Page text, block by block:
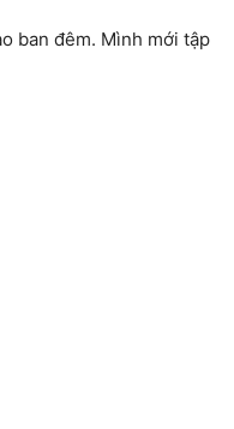
ban đêm. Mình mới tập